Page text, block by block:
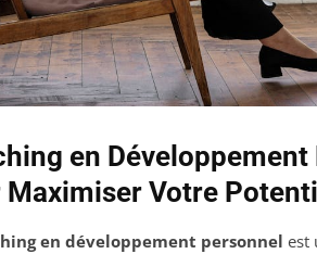
en
Maximiser Votre
en développement personnel est